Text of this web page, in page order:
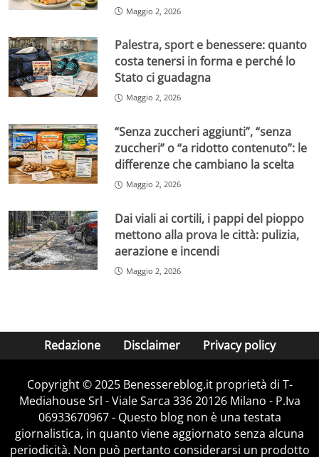
Maggio 2, 2026
Palestra, sport e benessere: quanto
costa tenersi in forma e perché lo
Stato ci guadagna
Maggio 2, 2026
“Senza zuccheri aggiunti”, “senza
zuccheri” o “a ridotto contenuto”: le
differenze che cambiano la scelta
Maggio 2, 2026
Dai viali ai cortili, i pappi del pioppo
mettono alla prova le città: pulizia,
aerazione e incendi
Maggio 2, 2026
Redazione Disclaimer Privacy policy
Copyright © 2025 Benessereblog.it proprietà di T-
Mediahouse Srl - Viale Sarca 336 20126 Milano - P.Iva
06933670967 - Questo blog non è una testata
giornalistica, in quanto viene aggiornato senza alcuna
periodicità. Non può pertanto considerarsi un prodotto